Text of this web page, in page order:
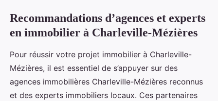
Recommandations d’agences et experts
en immobilier à Charleville-Mézières
Pour réussir votre projet immobilier à Charleville-
Mézières, il est essentiel de s’appuyer sur des
agences immobilières Charleville-Mézières reconnus
et des experts immobiliers locaux. Ces partenaires